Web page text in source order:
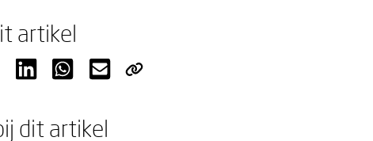
artikel
dit artikel